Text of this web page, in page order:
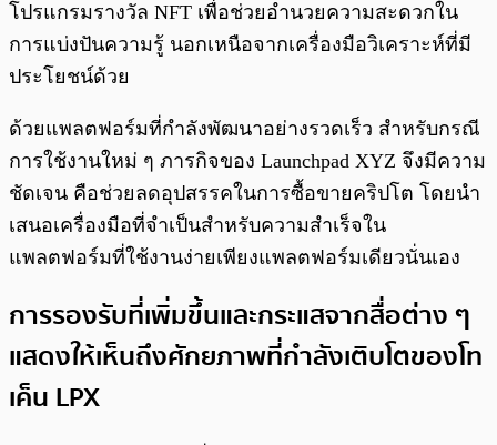
โปรแกรมรางวัล NFT เพื่อช่วยอำนวยความสะดวกใน
การแบ่งปันความรู้ นอกเหนือจากเครื่องมือวิเคราะห์ที่มี
ประโยชน์ด้วย
ด้วยแพลตฟอร์มที่กำลังพัฒนาอย่างรวดเร็ว สำหรับกรณี
การใช้งานใหม่ ๆ ภารกิจของ Launchpad XYZ จึงมีความ
ชัดเจน คือช่วยลดอุปสรรคในการซื้อขายคริปโต โดยนำ
เสนอเครื่องมือที่จำเป็นสำหรับความสำเร็จใน
แพลตฟอร์มที่ใช้งานง่ายเพียงแพลตฟอร์มเดียวนั่นเอง
การรองรับที่เพิ่มขึ้นและกระแสจากสื่อต่าง ๆ
แสดงให้เห็นถึงศักยภาพที่กำลังเติบโตของโท
เค็น LPX